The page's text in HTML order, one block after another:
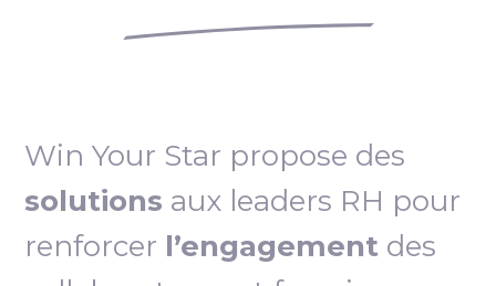
Win Your Star propose des
solutions aux leaders RH pour
renforcer l’engagement des